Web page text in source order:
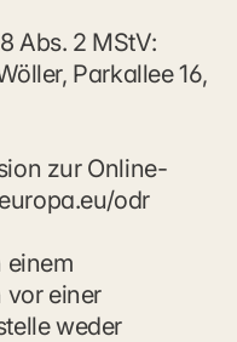
Abs. 2 MStV:
Parkallee 16,
zur Online-
odr
einem
vor einer
weder